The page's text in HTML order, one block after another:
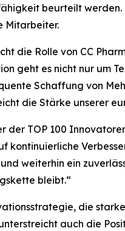
beurteilt werden.
Mitarbeiter.
die Rolle von CC
geht es nicht nur um
Schaffung von
die Stärke unserer
der TOP 100
kontinuierliche
weiterhin ein
bleibt.“
die
auch die